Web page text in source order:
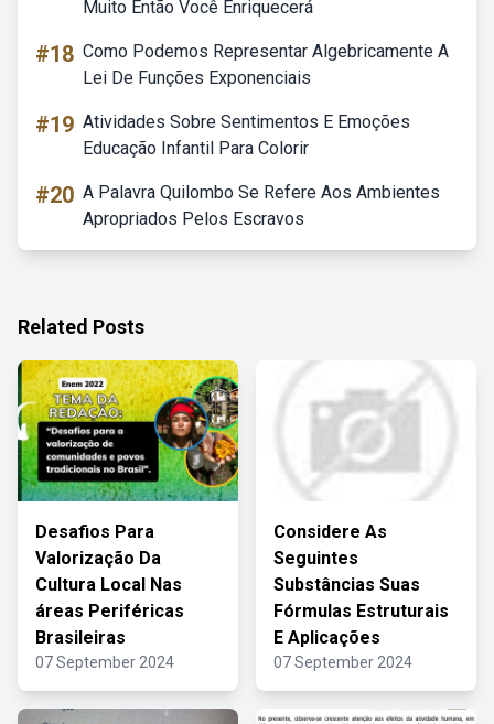
Muito Então Você Enriquecerá
#18 Como Podemos Representar Algebricamente A
Lei De Funções Exponenciais
#19 Atividades Sobre Sentimentos E Emoções
Educação Infantil Para Colorir
#20 A Palavra Quilombo Se Refere Aos Ambientes
Apropriados Pelos Escravos
Related Posts
Desafios Para
Valorização Da
Cultura Local Nas
áreas Periféricas
Brasileiras
07 September 2024
Considere As
Seguintes
Substâncias Suas
Fórmulas Estruturais
E Aplicações
07 September 2024